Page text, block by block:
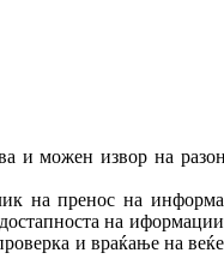
и можен извор на
на пренос на
на
и враќање на